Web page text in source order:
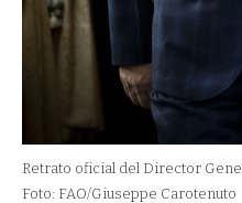
Retrato oficial del Director
Foto: FAO/Giuseppe Carotenuto